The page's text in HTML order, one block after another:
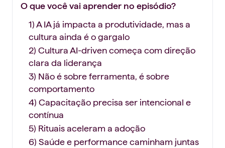
O que você vai aprender no episódio?
1) A IA já impacta a produtividade, mas a
cultura ainda é o gargalo
2) Cultura AI-driven começa com direção
clara da liderança
3) Não é sobre ferramenta, é sobre
comportamento
4) Capacitação precisa ser intencional e
contínua
5) Rituais aceleram a adoção
6) Saúde e performance caminham juntas